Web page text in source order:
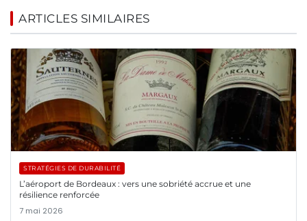
ARTICLES SIMILAIRES
STRATÉGIES DE DURABILITÉ
L’aéroport de Bordeaux : vers une sobriété accrue et une
résilience renforcée
7 mai 2026